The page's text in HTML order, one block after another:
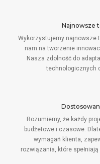
Najnowsze
Wykorzystujemy najnowsze
nam na tworzenie
Nasza zdolność do
technologicznych
Rozumiemy, że każdy
budżetowe i czasowe.
wymagań klienta,
rozwiązania, które